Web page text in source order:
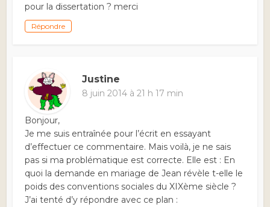
pour la dissertation ? merci
Répondre
Justine
8 juin 2014 à 21 h 17 min
Bonjour,
Je me suis entraînée pour l’écrit en essayant
d’effectuer ce commentaire. Mais voilà, je ne sais
pas si ma problématique est correcte. Elle est : En
quoi la demande en mariage de Jean révèle t-elle le
poids des conventions sociales du XIXème siècle ?
J’ai tenté d’y répondre avec ce plan :